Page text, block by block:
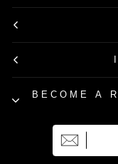
BECOME A